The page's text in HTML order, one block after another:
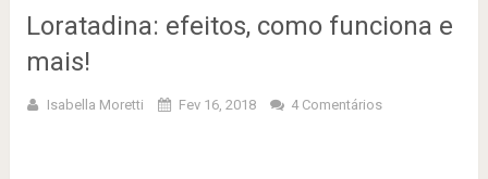
Loratadina: efeitos, como funciona e
mais!
Isabella Moretti Fev 16, 2018 4 Comentários